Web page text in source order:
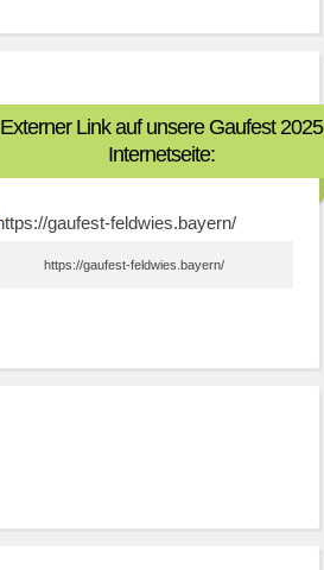
Externer Link auf unsere Gaufest 2025
Internetseite:
https://gaufest-feldwies.bayern/